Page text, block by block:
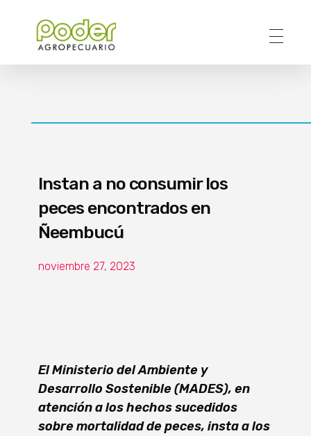
Instan a no consumir los
peces encontrados en
Ñeembucú
noviembre 27, 2023
El Ministerio del Ambiente y
Desarrollo Sostenible (MADES), en
atención a los hechos sucedidos
sobre mortalidad de peces, insta a los